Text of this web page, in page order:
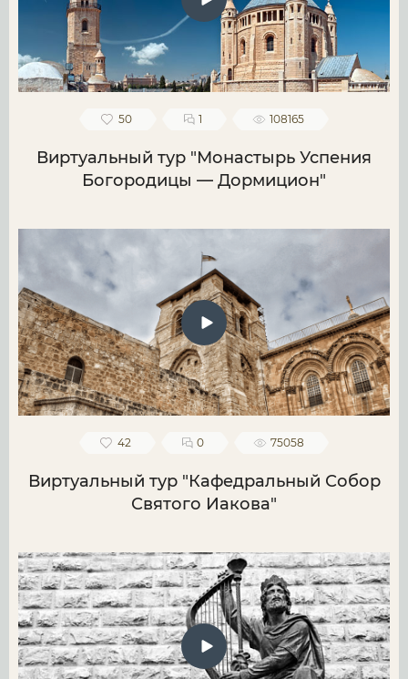
50 1 108165
Виртуальный тур "Монастырь Успения
Богородицы — Дормицион"
42 0 75058
Виртуальный тур "Кафедральный Собор
Святого Иакова"